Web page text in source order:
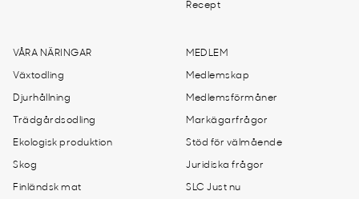
Recept
VÅRA NÄRINGAR
Växtodling
Djurhållning
Trädgårdsodling
Ekologisk produktion
Skog
Finländsk mat
MEDLEM
Medlemskap
Medlemsförmåner
Markägarfrågor
Stöd för välmående
Juridiska frågor
SLC Just nu